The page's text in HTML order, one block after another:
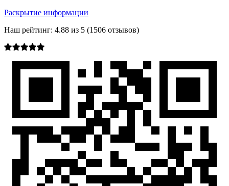
Раскрытие информации
Наш рейтинг: 4.88 из 5 (1506 отзывов)